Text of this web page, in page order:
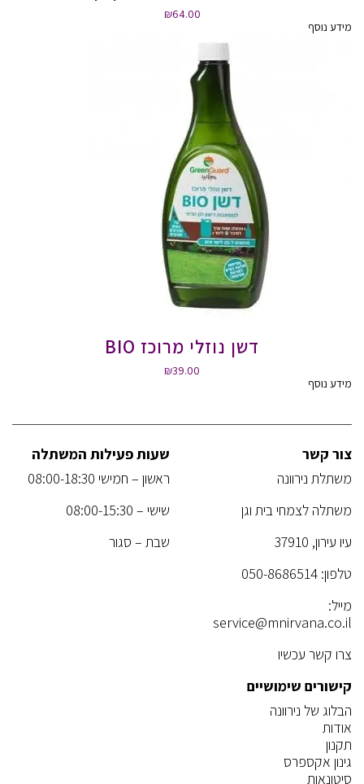
₪64.00
מידע נוסף
דשן נוזלי מרוכז BIO
₪39.00
מידע נוסף
צור קשר
משתלת נירוונה
משתלה לצמחי בית וגן
עיו עירון, 37910
טלפון: 050-8686514
מייל:
service@mnirvana.co.il
צרו קשר עכשיו
שעות פעילות המשתלה
ראשון – חמישי 08:00-18:30
שישי – 08:00-15:30
שבת – סגור
קישורים שימושיים
הבלוג של נירוונה
אודות
תקנון
גינון אקספרס
סיטונאות